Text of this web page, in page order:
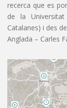
recerca que es
de la
Catalanes) i des
Anglada – Carles